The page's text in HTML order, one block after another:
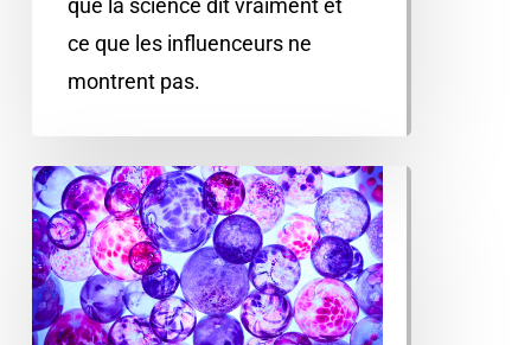
que la science dit vraiment et
ce que les influenceurs ne
montrent pas.